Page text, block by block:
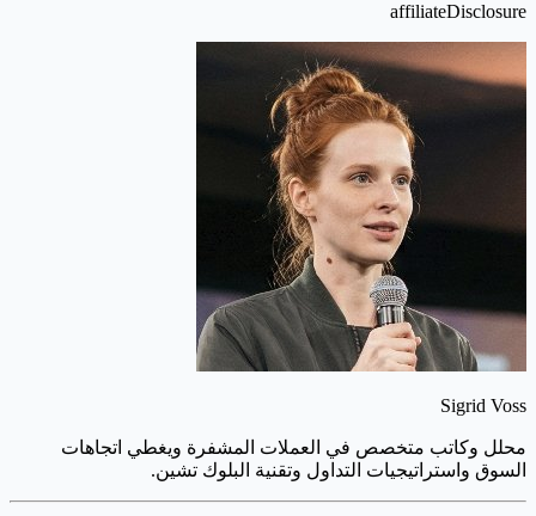
affiliateDisclosure
Sigrid Voss
محلل وكاتب متخصص في العملات المشفرة ويغطي اتجاهات
السوق واستراتيجيات التداول وتقنية البلوك تشين.